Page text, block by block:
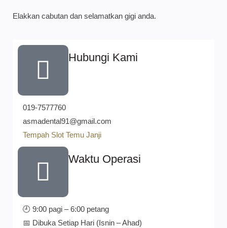
Elakkan cabutan dan selamatkan gigi anda.
Hubungi Kami
019-7577760
asmadental91@gmail.com
Tempah Slot Temu Janji
Waktu Operasi
🕘 9:00 pagi – 6:00 petang
📅 Dibuka Setiap Hari (Isnin – Ahad)